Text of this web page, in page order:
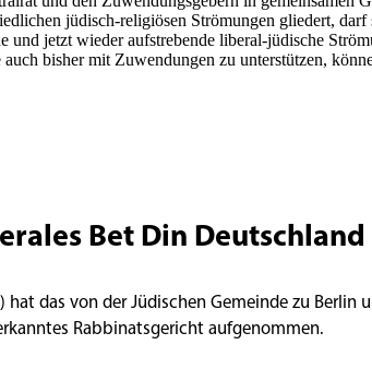
jüdisch-religiösen Strömungen gliedert,
und jetzt wieder aufstrebende liberal-jüdische
bisher mit Zuwendungen zu unterstützen,
Bet Din
hat das von der Jüdischen Gemeinde zu
Rabbinatsgericht aufgenommen.